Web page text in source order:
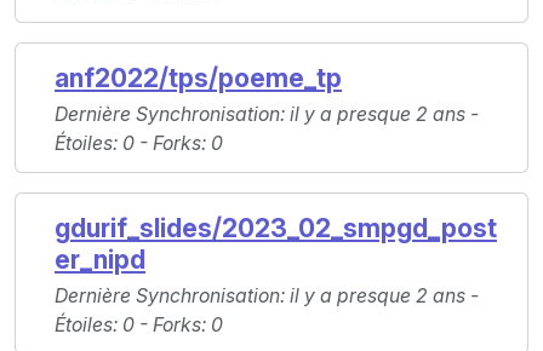
anf2022/tps/poeme_tp
Dernière Synchronisation: il y a presque 2 ans -
Étoiles: 0 - Forks: 0
gdurif_slides/2023_02_smpgd_post
er_nipd
Dernière Synchronisation: il y a presque 2 ans -
Étoiles: 0 - Forks: 0